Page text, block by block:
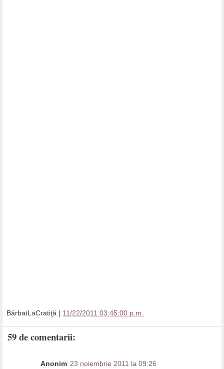
BărbatLaCratiţă | 11/22/2011 03:45:00 p.m.
59 de comentarii:
Anonim 23 noiembrie 2011 la 09:26